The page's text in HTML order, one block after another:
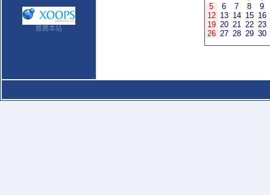
推薦本站
5
6 7 8
9
12 13 14 15 16
19 20 21 22 23
26 27 28 29 30